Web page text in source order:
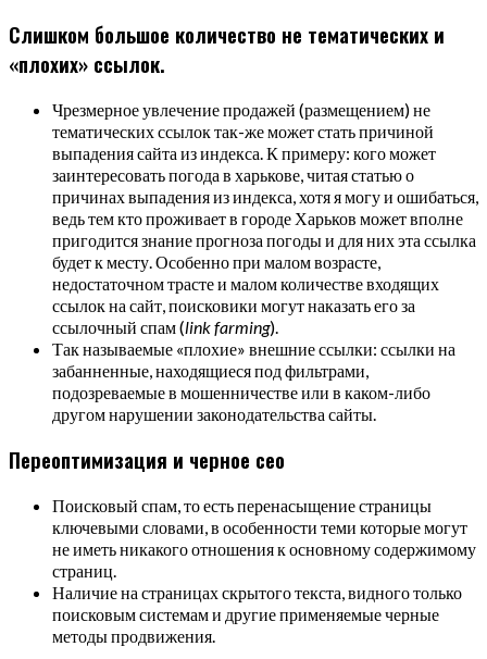
Слишком большое количество не тематических и
«плохих» ссылок.
Чрезмерное увлечение продажей (размещением) не
тематических ссылок так-же может стать причиной
выпадения сайта из индекса. К примеру: кого может
заинтересовать погода в харькове, читая статью о
причинах выпадения из индекса, хотя я могу и ошибаться,
ведь тем кто проживает в городе Харьков может вполне
пригодится знание прогноза погоды и для них эта ссылка
будет к месту. Особенно при малом возрасте,
недостаточном трасте и малом количестве входящих
ссылок на сайт, поисковики могут наказать его за
ссылочный спам (link farming).
Так называемые «плохие» внешние ссылки: ссылки на
забанненные, находящиеся под фильтрами,
подозреваемые в мошенничестве или в каком-либо
другом нарушении законодательства сайты.
Переоптимизация и черное сео
Поисковый спам, то есть перенасыщение страницы
ключевыми словами, в особенности теми которые могут
не иметь никакого отношения к основному содержимому
страниц.
Наличие на страницах скрытого текста, видного только
поисковым системам и другие применяемые черные
методы продвижения.